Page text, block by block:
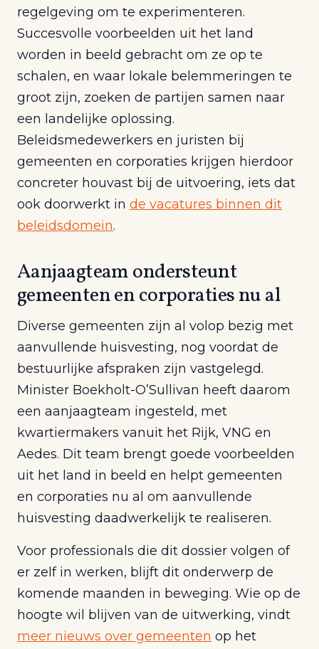
regelgeving om te experimenteren.
Succesvolle voorbeelden uit het land
worden in beeld gebracht om ze op te
schalen, en waar lokale belemmeringen te
groot zijn, zoeken de partijen samen naar
een landelijke oplossing.
Beleidsmedewerkers en juristen bij
gemeenten en corporaties krijgen hierdoor
concreter houvast bij de uitvoering, iets dat
ook doorwerkt in de vacatures binnen dit
beleidsdomein.
Aanjaagteam ondersteunt
gemeenten en corporaties nu al
Diverse gemeenten zijn al volop bezig met
aanvullende huisvesting, nog voordat de
bestuurlijke afspraken zijn vastgelegd.
Minister Boekholt-O’Sullivan heeft daarom
een aanjaagteam ingesteld, met
kwartiermakers vanuit het Rijk, VNG en
Aedes. Dit team brengt goede voorbeelden
uit het land in beeld en helpt gemeenten
en corporaties nu al om aanvullende
huisvesting daadwerkelijk te realiseren.
Voor professionals die dit dossier volgen of
er zelf in werken, blijft dit onderwerp de
komende maanden in beweging. Wie op de
hoogte wil blijven van de uitwerking, vindt
meer nieuws over gemeenten op het